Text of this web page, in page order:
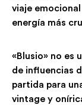
viaje
energía más
«Blusio» no es
de influencias
partida para
vintage y